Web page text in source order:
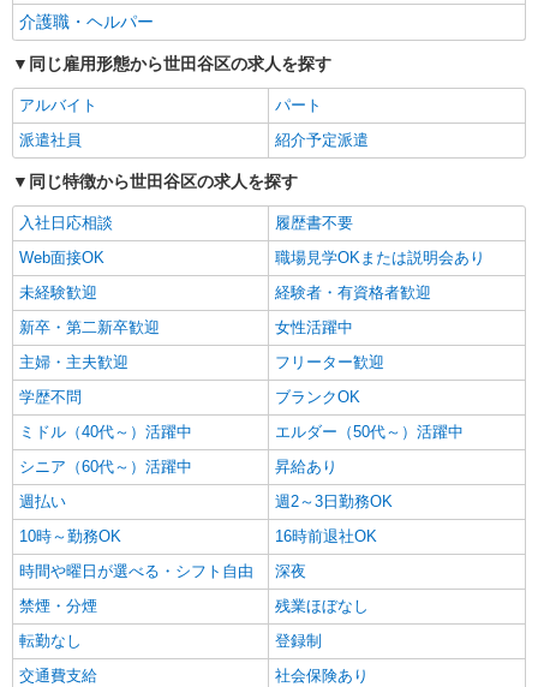
デイサービス 介護スタッフ（ケアクルー）
時給1,346円〜1,577円 ★土日祝日は時給100円
アップ！ ・居住支援特別手当:120円/時間含む ※
給与幅は資格・経験等による
東京都世田谷区上祖師谷1丁目37-1
詳細を見る
ツクイ世田谷宇奈根グループホーム
NEW
グループホーム 介護スタッフ（ケアクル
ー）
時給1,346円〜1,577円 ★土日祝日は時給100円
アップ！ ・夜勤手当:7,000円/回 ・居住支援特別
手当:120円/時間含む ※給与幅は資格・経験等によ
東京都世田谷区宇奈根2-15-18
キープ 詳細を見る
パート
レオーダ経堂（サービス付き高齢者向け住宅）
サービス付き高齢者向け住宅 ホームヘルパ
時給1,427円〜1,550円 ★土日祝日は時給100円
アップ！ ・身体介護手当:500円/時間 ・早朝夜間
深夜手当:300円/時間 （18:00〜翌07:59の時間
帯） ・ICT手当:2,000円/月 ・深夜割増は別途支給
・ケア→ケアの移動時間も賃金（時給）を支給 ・
居住支援特別手当:120円/時給含む ※給与幅は資
東京都世田谷区宮坂2-11-13
詳細を見る
介護職・ヘルパー
同じ雇用形態から世田谷区の求人を探す
アルバイト
パート
派遣社員
紹介予定派遣
同じ特徴から世田谷区の求人を探す
入社日応相談
履歴書不要
Web面接OK
職場見学OKまたは説明会あり
未経験歓迎
経験者・有資格者歓迎
新卒・第二新卒歓迎
女性活躍中
主婦・主夫歓迎
フリーター歓迎
学歴不問
ブランクOK
ミドル（40代～）活躍中
エルダー（50代～）活躍中
シニア（60代～）活躍中
昇給あり
週払い
週2～3日勤務OK
10時～勤務OK
16時前退社OK
時間や曜日が選べる・シフト自由
深夜
禁煙・分煙
残業ほぼなし
転勤なし
登録制
交通費支給
社会保険あり